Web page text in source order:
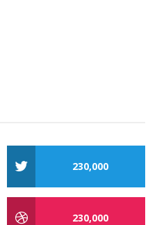
230,000
230,000